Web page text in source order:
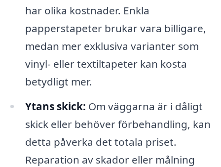
har olika kostnader. Enkla
papperstapeter brukar vara billigare,
medan mer exklusiva varianter som
vinyl- eller textiltapeter kan kosta
betydligt mer.
Ytans skick: Om väggarna är i dåligt
skick eller behöver förbehandling, kan
detta påverka det totala priset.
Reparation av skador eller målning